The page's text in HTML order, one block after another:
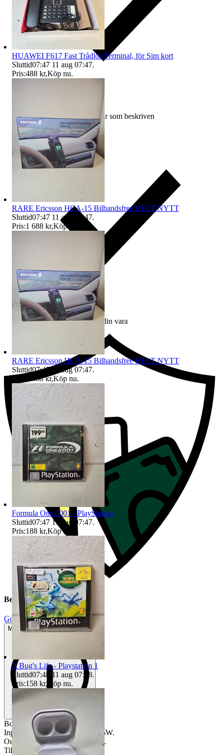
Ersättning om varan inte är som beskriven
Ersättning om du inte får din vara
Beskrivning
Gott använt skick
Mindre tecken på användning
Bosch AL 2215 CV laddare.
Input: 220-240V ~ 50/60 Hz, 45W.
Output: 14.4V-21.6V DC, 1.5A.
Tillverkad i Kina.
HUAWEI F617 Fast Trådlös Terminal, för Sim kort
Sluttid07:47 11 aug 07:47.
Pris:488 kr,Köp nu.
RARE Ericsson HCA-15 Bilhandsfree HELT NYTT
Sluttid07:47 11 aug 07:47.
Pris:1 688 kr,Köp nu
RARE Ericsson HCA-15 Bilhandsfree HELT NYTT
Sluttid07:47 11 aug 07:47.
1 688 kr,Köp nu.
Formula One 2001 - PlayStation
Sluttid07:47 11 aug 07:47.
Pris:188 kr,Köp nu
A Bug's Life - Playstation 1
Sluttid07:48 11 aug 07:48.
Pris:158 kr, Köp nu.